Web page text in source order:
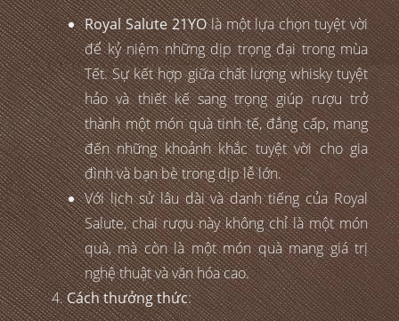
Royal Salute 21YOlà một lựa chọn tuyệt vời
để kỷ niệm những dịp trọng đại trong mùa
Tết. Sự kết hợp giữa chất lượng whisky tuyệt
hảo và thiết kế sang trọng giúp rượu trở
thành một món quà tinh tế, đẳng cấp, mang
đến những khoảnh khắc tuyệt vời cho gia
đình và bạn bè trong dịp lễ lớn.
Với lịch sử lâu dài và danh tiếng của Royal
Salute, chai rượu này không chỉ là một món
quà, mà còn là một món quà mang giá trị
nghệ thuật và văn hóa cao.
Cách thưởng thức: